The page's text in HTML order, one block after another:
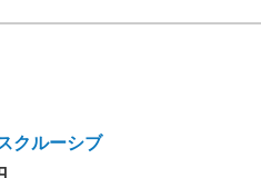
クルーシブ